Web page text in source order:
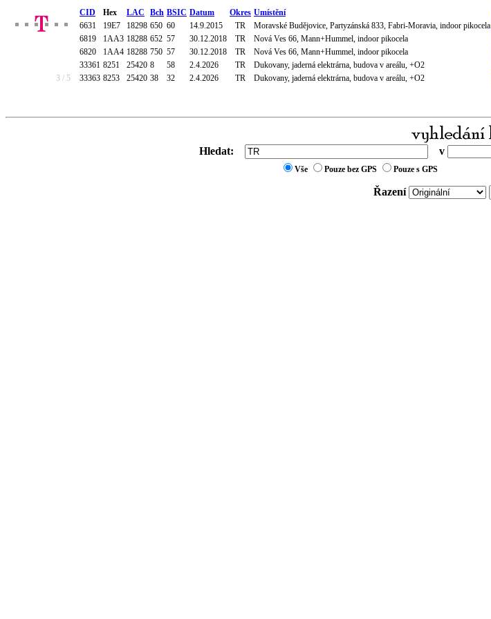
CID Hex LAC Bch BSIC Datum Okres Umístění
6631
19E7 18298 650 60 14.9.2015 TR Moravské Budějovice, Partyzánská 833, Fabri-Moravia, indoor pikocela
6819
1AA3 18288 652 57 30.12.2018 TR Nová Ves 66, Mann+Hummel, indoor pikocela
6820
1AA4 18288 750 57 30.12.2018 TR Nová Ves 66, Mann+Hummel, indoor pikocela
33361 8251 25420 8 58 2.4.2026 TR Dukovany, jaderná elektrárna, budova v areálu, +O2
3 / 5
33363 8253 25420 38 32 2.4.2026 TR Dukovany, jaderná elektrárna, budova v areálu, +O2
Hledat: v
Vše Pouze bez GPS Pouze s GPS
Řazení